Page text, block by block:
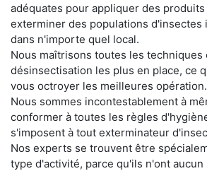
adéquates pour appliquer des
exterminer des populations d'insectes
dans n'importe quel local.
Nous maîtrisons toutes les techniques
désinsectisation les plus en place, ce
vous octroyer les meilleures opération.
Nous sommes incontestablement à
conformer à toutes les règles
s'imposent à tout exterminateur
Nos experts se trouvent être
type d'activité, parce qu'ils n'ont